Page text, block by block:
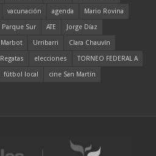
vacunación agenda
Mario Rovina
Parque Sur ATE
Jorge Díaz
Marbot Urribarri
Clara Chauvín
Regatas elecciones
TORNEO FEDERAL A
fútbol local cine San Martín